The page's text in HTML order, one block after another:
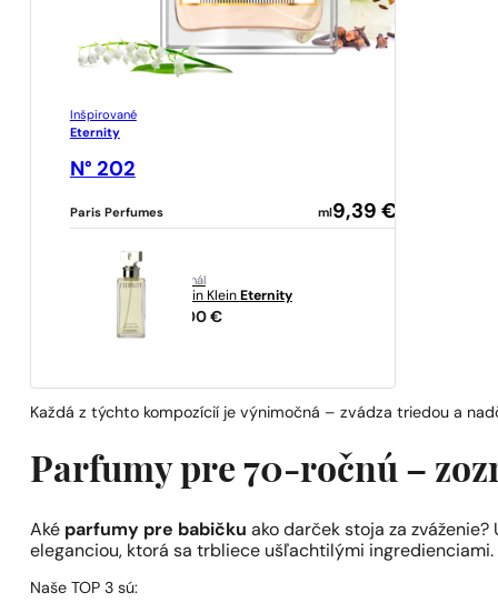
Inšpirované
Eternity
N° 202
Paris Perfumes ml 9,39 €
originál
Calvin Klein Eternity
91,00 €
Každá z týchto kompozícií je výnimočná – zvádza triedou a
Parfumy pre 70-ročnú –
Aké parfumy pre babičku ako darček stoja za
eleganciou, ktorá sa trbliece ušľachtilými ingredienciami.
Naše TOP 3 sú: